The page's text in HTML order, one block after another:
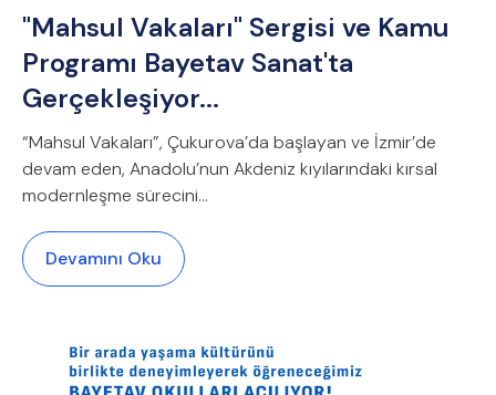
"Mahsul Vakaları" Sergisi ve Kamu
Programı Bayetav Sanat'ta
Gerçekleşiyor...
“Mahsul Vakaları”, Çukurova’da başlayan ve İzmir’de
devam eden, Anadolu’nun Akdeniz kıyılarındaki kırsal
modernleşme sürecini...
Devamını Oku